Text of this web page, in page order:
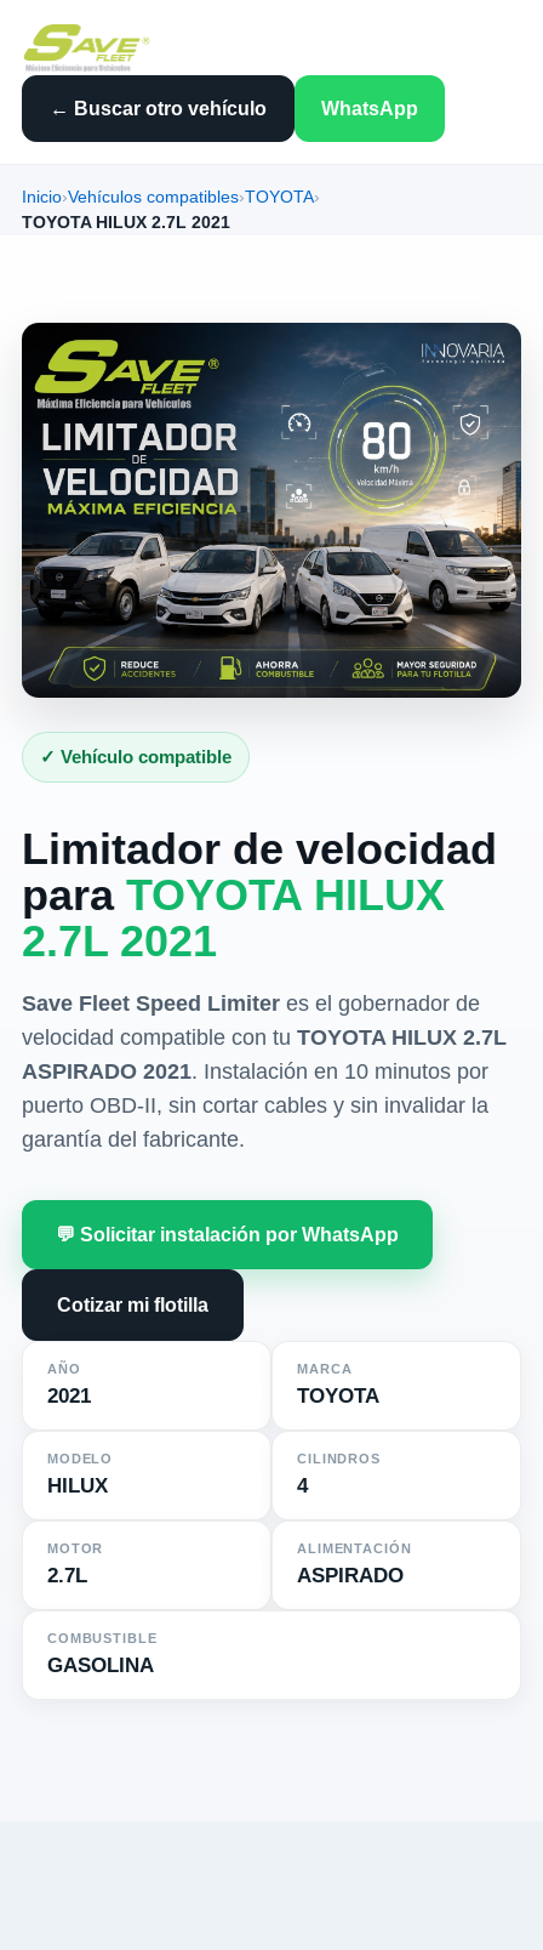
← Buscar otro vehículo WhatsApp
Inicio›Vehículos compatibles›TOYOTA›
TOYOTA HILUX 2.7L 2021
✓ Vehículo compatible
Limitador de velocidad
para TOYOTA HILUX
2.7L 2021
Save Fleet Speed Limiteres el gobernador de
velocidad compatible con tu TOYOTA HILUX 2.7L
ASPIRADO 2021. Instalación en 10 minutos por
puerto OBD-II, sin cortar cables y sin invalidar la
garantía del fabricante.
💬 Solicitar instalación por WhatsApp
Cotizar mi flotilla
AÑO
2021
MARCA
TOYOTA
MODELO
HILUX
CILINDROS
4
MOTOR
2.7L
ALIMENTACIÓN
ASPIRADO
COMBUSTIBLE
GASOLINA